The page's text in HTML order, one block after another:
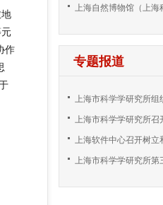
作
上海自然博物馆（上
专题报道
上海市科学学研究所
上海市科学学研究所
上海软件中心召开树
上海市科学学研究所